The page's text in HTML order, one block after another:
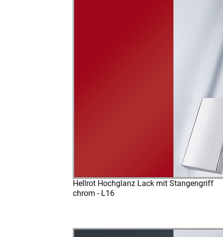
Hellrot Hochglanz Lack mit Stangengriff
chrom - L16